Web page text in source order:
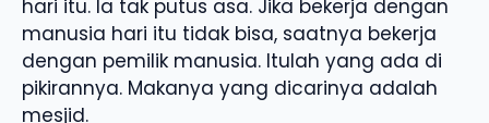
hari itu. Ia tak putus asa. Jika bekerja dengan
manusia hari itu tidak bisa, saatnya bekerja
dengan pemilik manusia. Itulah yang ada di
pikirannya. Makanya yang dicarinya adalah
mesjid.